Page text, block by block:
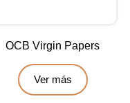
OCB Virgin Papers
Ver más